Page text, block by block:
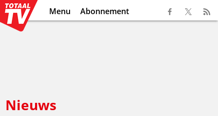
Menu Abonnement
Nieuws